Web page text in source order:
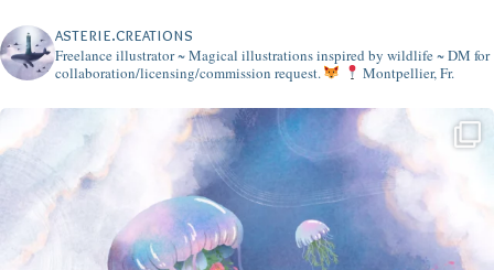
asterie.creations
Freelance illustrator ~ Magical illustrations inspired by wildlife ~DM for
collaboration/licensing/commission request.
Montpellier, Fr.